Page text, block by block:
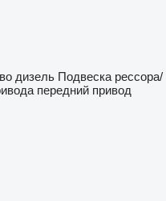
дизель Подвеска рессора/
передний привод